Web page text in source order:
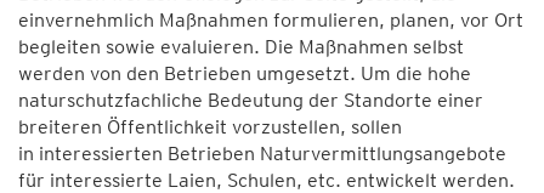
einvernehmlich Maßnahmen formulieren, planen, vor Ort
begleiten sowie evaluieren. Die Maßnahmen selbst
werden von den Betrieben umgesetzt. Um die hohe
naturschutzfachliche Bedeutung der Standorte einer
breiteren Öffentlichkeit vorzustellen, sollen
in interessierten Betrieben Naturvermittlungsangebote
für interessierte Laien, Schulen, etc. entwickelt werden.